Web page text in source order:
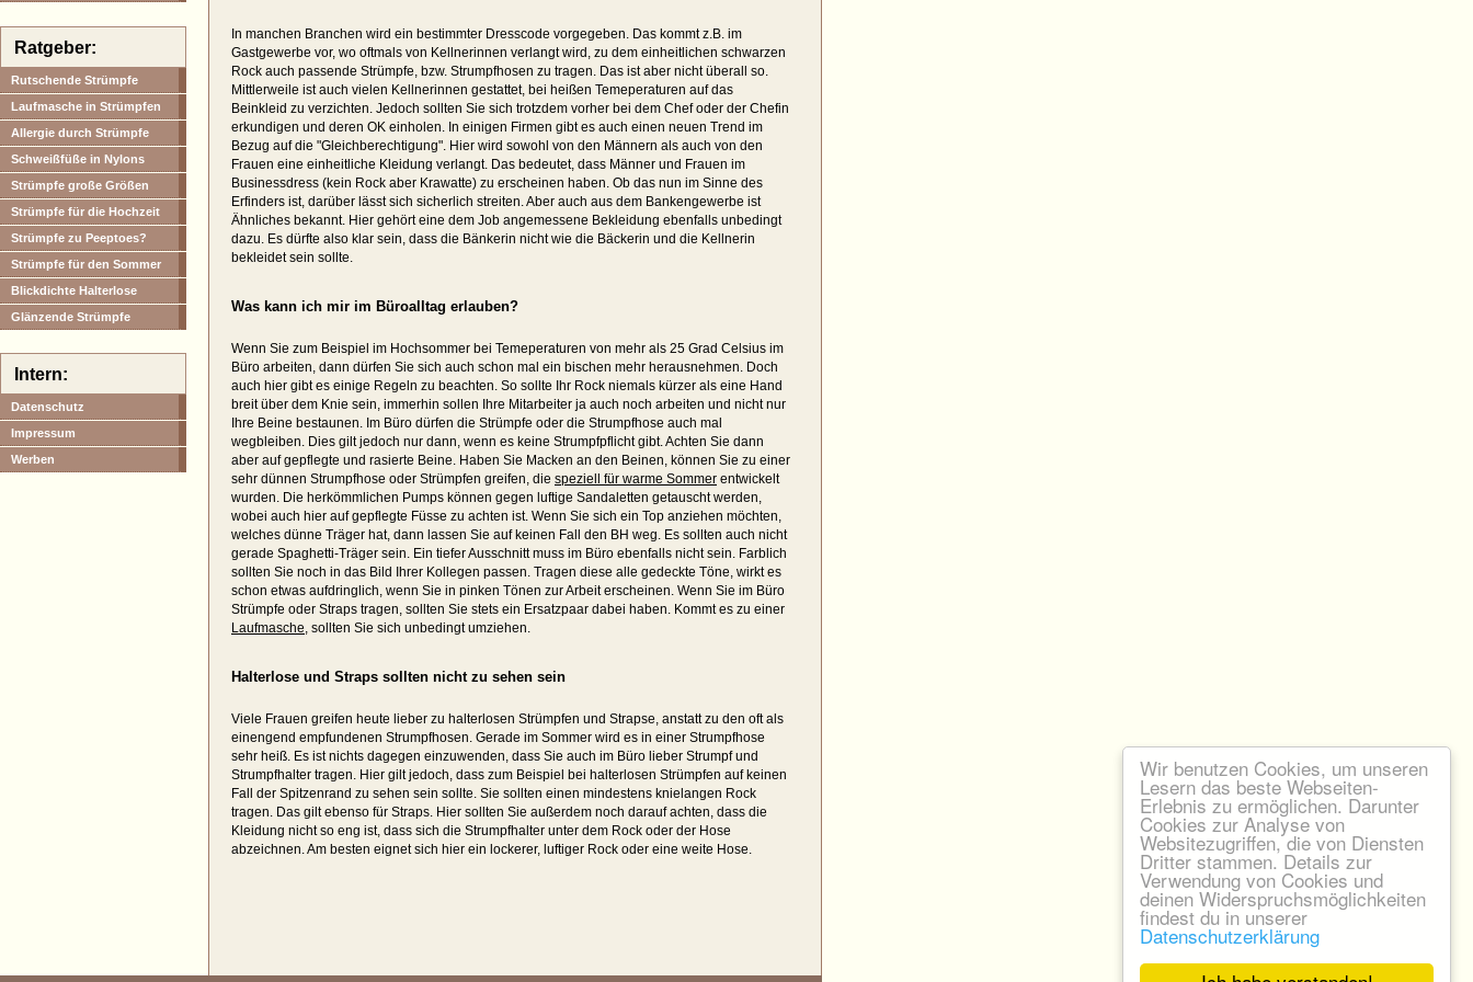
Wir benutzen Cookies, um unseren
Lesern das beste Webseiten-
Erlebnis zu ermöglichen. Darunter
Cookies zur Analyse von
Websitezugriffen, die von Diensten
Dritter stammen. Details zur
Verwendung von Cookies und
deinen Widerspruchsmöglichkeiten
findest du in unserer
Datenschutzerklärung
In manchen Branchen wird ein bestimmter Dresscode vorgegeben. Das kommt z.B. im
Gastgewerbe vor, wo oftmals von Kellnerinnen verlangt wird, zu dem einheitlichen schwarzen
Rock auch passende Strümpfe, bzw. Strumpfhosen zu tragen. Das ist aber nicht überall so.
Mittlerweile ist auch vielen Kellnerinnen gestattet, bei heißen Temeperaturen auf das
Beinkleid zu verzichten. Jedoch sollten Sie sich trotzdem vorher bei dem Chef oder der Chefin
erkundigen und deren OK einholen. In einigen Firmen gibt es auch einen neuen Trend im
Bezug auf die "Gleichberechtigung". Hier wird sowohl von den Männern als auch von den
Frauen eine einheitliche Kleidung verlangt. Das bedeutet, dass Männer und Frauen im
Businessdress (kein Rock aber Krawatte) zu erscheinen haben. Ob das nun im Sinne des
Erfinders ist, darüber lässt sich sicherlich streiten. Aber auch aus dem Bankengewerbe ist
Ähnliches bekannt. Hier gehört eine dem Job angemessene Bekleidung ebenfalls unbedingt
dazu. Es dürfte also klar sein, dass die Bänkerin nicht wie die Bäckerin und die Kellnerin
bekleidet sein sollte.
Was kann ich mir im Büroalltag erlauben?
Wenn Sie zum Beispiel im Hochsommer bei Temeperaturen von mehr als 25 Grad Celsius im
Büro arbeiten, dann dürfen Sie sich auch schon mal ein bischen mehr herausnehmen. Doch
auch hier gibt es einige Regeln zu beachten. So sollte Ihr Rock niemals kürzer als eine Hand
breit über dem Knie sein, immerhin sollen Ihre Mitarbeiter ja auch noch arbeiten und nicht nur
Ihre Beine bestaunen. Im Büro dürfen die Strümpfe oder die Strumpfhose auch mal
wegbleiben. Dies gilt jedoch nur dann, wenn es keine Strumpfpflicht gibt. Achten Sie dann
aber auf gepflegte und rasierte Beine. Haben Sie Macken an den Beinen, können Sie zu einer
sehr dünnen Strumpfhose oder Strümpfen greifen, die speziell für warme Sommer entwickelt
wurden. Die herkömmlichen Pumps können gegen luftige Sandaletten getauscht werden,
wobei auch hier auf gepflegte Füsse zu achten ist. Wenn Sie sich ein Top anziehen möchten,
welches dünne Träger hat, dann lassen Sie auf keinen Fall den BH weg. Es sollten auch nicht
gerade Spaghetti-Träger sein. Ein tiefer Ausschnitt muss im Büro ebenfalls nicht sein. Farblich
sollten Sie noch in das Bild Ihrer Kollegen passen. Tragen diese alle gedeckte Töne, wirkt es
schon etwas aufdringlich, wenn Sie in pinken Tönen zur Arbeit erscheinen. Wenn Sie im Büro
Strümpfe oder Straps tragen, sollten Sie stets ein Ersatzpaar dabei haben. Kommt es zu einer
Laufmasche, sollten Sie sich unbedingt umziehen.
Halterlose und Straps sollten nicht zu sehen sein
Viele Frauen greifen heute lieber zu halterlosen Strümpfen und Strapse, anstatt zu den oft als
einengend empfundenen Strumpfhosen. Gerade im Sommer wird es in einer Strumpfhose
sehr heiß. Es ist nichts dagegen einzuwenden, dass Sie auch im Büro lieber Strumpf und
Strumpfhalter tragen. Hier gilt jedoch, dass zum Beispiel bei halterlosen Strümpfen auf keinen
Fall der Spitzenrand zu sehen sein sollte. Sie sollten einen mindestens knielangen Rock
tragen. Das gilt ebenso für Straps. Hier sollten Sie außerdem noch darauf achten, dass die
Kleidung nicht so eng ist, dass sich die Strumpfhalter unter dem Rock oder der Hose
abzeichnen. Am besten eignet sich hier ein lockerer, luftiger Rock oder eine weite Hose.
Ratgeber:
Rutschende Strümpfe
Laufmasche in Strümpfen
Allergie durch Strümpfe
Schweißfüße in Nylons
Strümpfe große Größen
Strümpfe für die Hochzeit
Strümpfe zu Peeptoes?
Strümpfe für den Sommer
Blickdichte Halterlose
Glänzende Strümpfe
Intern:
Datenschutz
Impressum
Werben